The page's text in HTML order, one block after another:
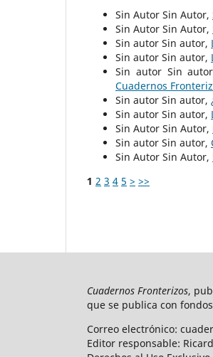
Sin Autor Sin Autor,
Sin Autor Sin Autor,
Sin autor Sin autor,
Sin autor Sin autor,
Sin autor Sin
Cuadernos
Sin autor Sin autor,
Sin autor Sin autor,
Sin Autor Sin Autor,
Sin autor Sin autor,
Sin Autor Sin Autor,
1 2 3 4 5 > >>
Cuadernos Fronterizos,
que se publica con
Correo electrónico:
Editor responsable: